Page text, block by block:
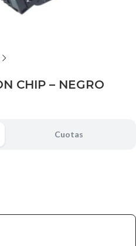
CHIP – NEGRO
Cuotas